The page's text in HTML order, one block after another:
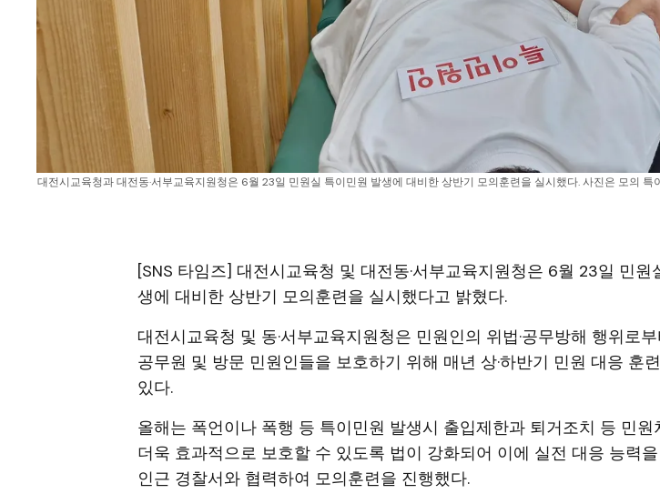
대전시교육청과 대전동·서부교육지원청은 6월 23일 민원실 특이민원 발생에 대비한 상반기 모의훈련을 실시했다. 사진은 모의
[SNS 타임즈] 대전시교육청 및 대전동·서부교육지원청은 6월 23일 민원
생에 대비한 상반기 모의훈련을 실시했다고 밝혔다.
대전시교육청 및 동·서부교육지원청은 민원인의 위법·공무방해 행위로
공무원 및 방문 민원인들을 보호하기 위해 매년 상·하반기 민원 대응 훈
있다.
올해는 폭언이나 폭행 등 특이민원 발생시 출입제한과 퇴거조치 등 민원
더욱 효과적으로 보호할 수 있도록 법이 강화되어 이에 실전 대응 능력
인근 경찰서와 협력하여 모의훈련을 진행했다.